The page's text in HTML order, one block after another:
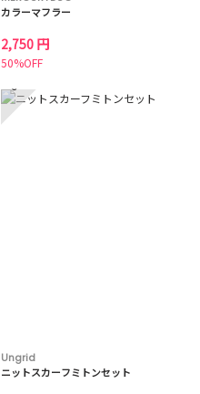
カラーマフラー
2,750 円
50%OFF
8
Ungrid
ニットスカーフミトンセット